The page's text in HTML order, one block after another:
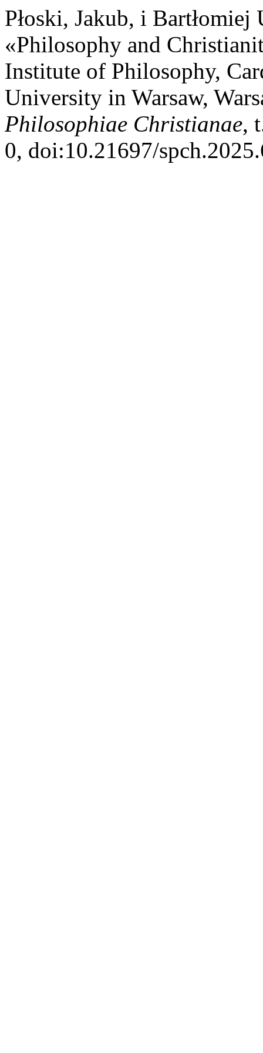
Płoski, Jakub, i Bartłomiej
«Philosophy and
Institute of Philosophy,
University in Warsaw,
Philosophiae Christianae,
0, doi:10.21697/